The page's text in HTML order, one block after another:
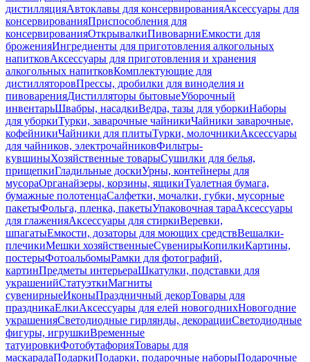
дистилляцияАвтоклавы для консервированияАксессуары для
консервированияПриспособления для
консервированияОткрывалкиПивоварниЕмкости для
броженияИнгредиенты для приготовления алкогольных
напитковАксессуары для приготовления и хранения
алкогольных напитковКомплектующие для
дистилляторовПрессы, дробилки для виноделия и
пивоваренияДистилляторы бытовыеУборочный
инвентарьШвабры, насадкиВедра, тазы для уборкиНаборы
для уборкиТурки, заварочные чайникиЧайники заварочные,
кофейникиЧайники для плитыТурки, молочникиАксессуары
для чайников, электрочайниковФильтры-
кувшиныХозяйственные товарыСушилки для белья,
прищепкиГладильные доскиУрны, контейнеры для
мусораОрганайзеры, корзины, ящикиТуалетная бумага,
бумажные полотенцаСалфетки, мочалки, губки, мусорные
пакетыФольга, пленка, пакетыУпаковочная тараАксессуары
для глаженияАксессуары для стиркиВеревки,
шпагатыЕмкости, дозаторы для моющих средствВешалки-
плечикиМешки хозяйственныеСувенирыКопилкиКартины,
постерыФотоальбомыРамки для фотографий,
картинПредметы интерьераШкатулки, подставки для
украшенийСтатуэткиМагниты
сувенирныеИконыПраздничный декорТовары для
праздникаЕлкиАксессуары для елей новогоднихНовогодние
украшенияСветодиодные гирлянды, декорацииСветодиодные
фигуры, игрушкиВременные
татуировкиФотобутафорияТовары для
маскарадаПодаркиПодарки, подарочные наборыПодарочные